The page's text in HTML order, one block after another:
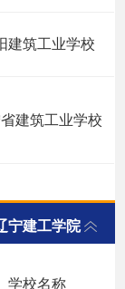
建筑工业学校
建筑工业学校
宁建工学院
学校名称